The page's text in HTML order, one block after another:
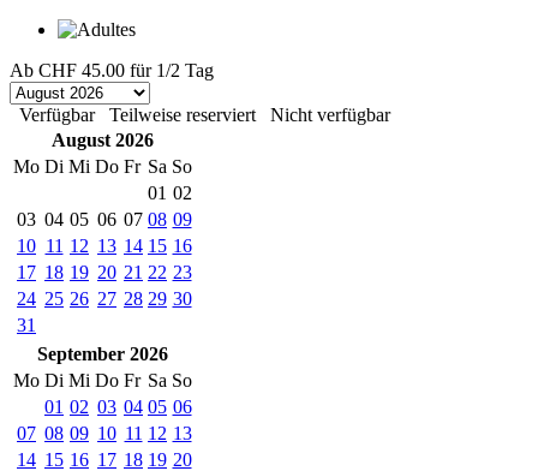
Ab CHF 45.00 für 1/2 Tag
Verfügbar Teilweise reserviert
Nicht verfügbar
August 2026
Mo Di Mi Do Fr Sa So
01 02
03 04 05 06 07 08 09
10 11 12 13 14 15 16
17 18 19 20 21 22 23
24 25 26 27 28 29 30
31
September 2026
Mo Di Mi Do Fr Sa So
01 02 03 04 05 06
07 08 09 10 11 12 13
14 15 16 17 18 19 20